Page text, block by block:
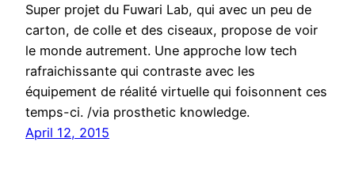
Super projet du Fuwari Lab, qui avec un peu de
carton, de colle et des ciseaux, propose de voir
le monde autrement. Une approche low tech
rafraichissante qui contraste avec les
équipement de réalité virtuelle qui foisonnent ces
temps-ci. /via prosthetic knowledge.
April 12, 2015